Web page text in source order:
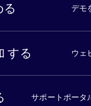
デモ
する ウェ
サポートポータ